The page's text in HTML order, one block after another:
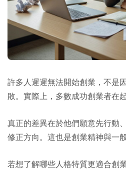
許多人遲遲無法開始創業，不是
敗。實際上，多數成功創業者在
真正的差異在於他們願意先行動
修正方向。這也是創業精神與一
若想了解哪些人格特質更適合創